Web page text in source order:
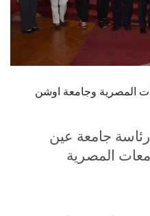
الخريجين
الزائـرونالمصرية وجامعة اوشن
جامعة عين
المصرية